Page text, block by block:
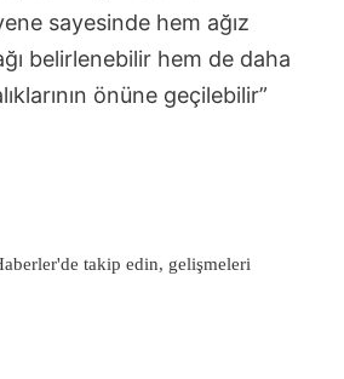
sayesinde hem ağız
belirlenebilir hem de daha
önüne geçilebilir”
takip edin, gelişmeleri